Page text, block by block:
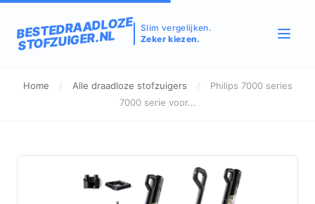
BESTEDRAADLOZE
STOFZUIGER.NL
Slim vergelijken.
Zeker kiezen.
Home / Alle draadloze stofzuigers /
Philips 7000 series
7000 serie voor...